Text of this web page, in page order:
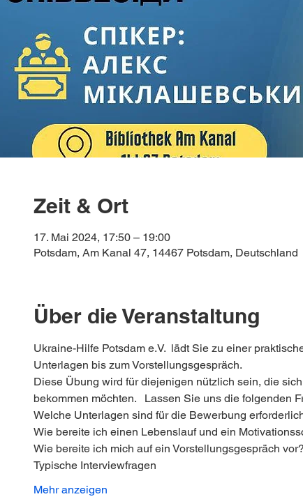
Zeit & Ort
17. Mai 2024, 17:50 – 19:00
Potsdam, Am Kanal 47, 14467 Potsdam, Deutschland
Über die Veranstaltung
Ukraine-Hilfe Potsdam e.V.  lädt Sie zu einer
Unterlagen bis zum Vorstellungsgespräch.
Diese Übung wird für diejenigen nützlich sein, die
bekommen möchten.   Lassen Sie uns die folgenden
Welche Unterlagen sind für die Bewerbung
Wie bereite ich einen Lebenslauf und ein
Wie bereite ich mich auf ein Vorstellungsgespräch vor?
Typische Interviewfragen
Mehr anzeigen